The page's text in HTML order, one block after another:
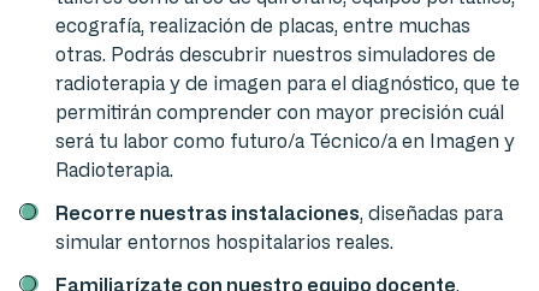
ecografía, realización de placas, entre muchas
otras. Podrás descubrir nuestros simuladores de
radioterapia y de imagen para el diagnóstico, que te
permitirán comprender con mayor precisión cuál
será tu labor como futuro/a Técnico/a en Imagen y
Radioterapia.
Recorre nuestras instalaciones, diseñadas para
simular entornos hospitalarios reales.
Familiarízate con nuestro equipo docente,